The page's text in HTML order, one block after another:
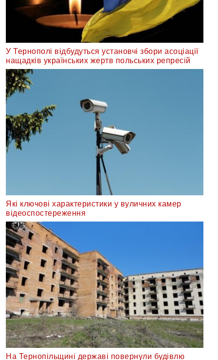
У Тернополі відбудуться установчі збори асоціації
нащадків українських жертв польських репресій
Які ключові характеристики у вуличних камер
відеоспостереження
На Тернопільщині державі повернули будівлю